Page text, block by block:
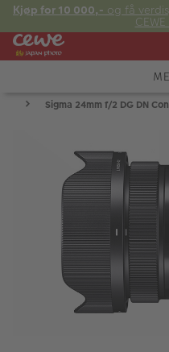
Kjøp for 10 000,- og få
Fre:
KAMERA
FOTOTILBEHØR
LYS OG STUDIO
INSTANTFOTO
Sigma 24mm f/2 DG DN